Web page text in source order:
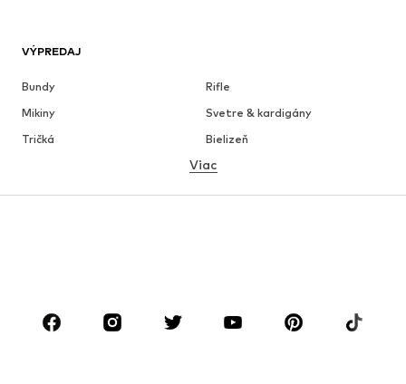
VÝPREDAJ
Bundy
Rifle
Mikiny
Svetre & kardigány
Tričká
Bielizeň
Košele
OBLEČENIE
Viac